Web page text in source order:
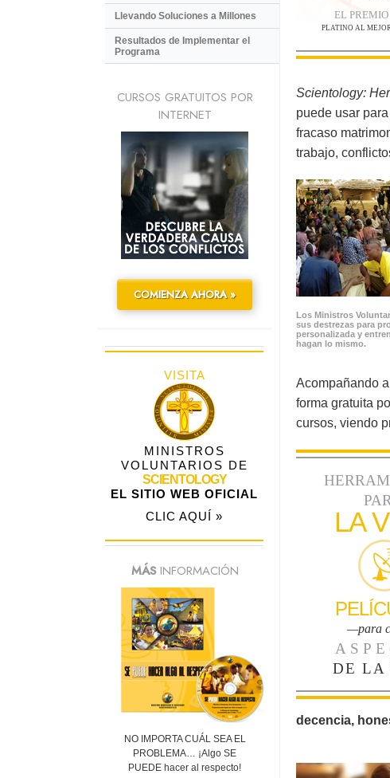
EL
PLATINO AL
Scientology:
puede usar
fracaso
trabajo,
Los Ministros
sus destrezas para
personalizada y
hagan lo mismo.
Acompañando
forma gratuita
cursos, viendo
LA
—para
DE LA
decencia,
Llevando Soluciones a Millones
Resultados de Implementar el
Programa
CURSOS GRATUITOS POR
INTERNET
COMIENZA AHORA »
VISITA
MINISTROS
VOLUNTARIOS DE
SCIENTOLOGY
EL SITIO WEB OFICIAL
CLIC AQUÍ »
MÁSINFORMACIÓN
NO IMPORTA CUÁL SEA EL
PROBLEMA… ¡Algo SE
PUEDE hacer al respecto!